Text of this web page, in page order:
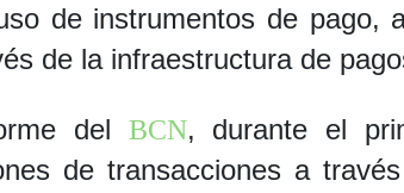
de instrumentos de pago,
de la infraestructura de
del BCN, durante el
de transacciones a